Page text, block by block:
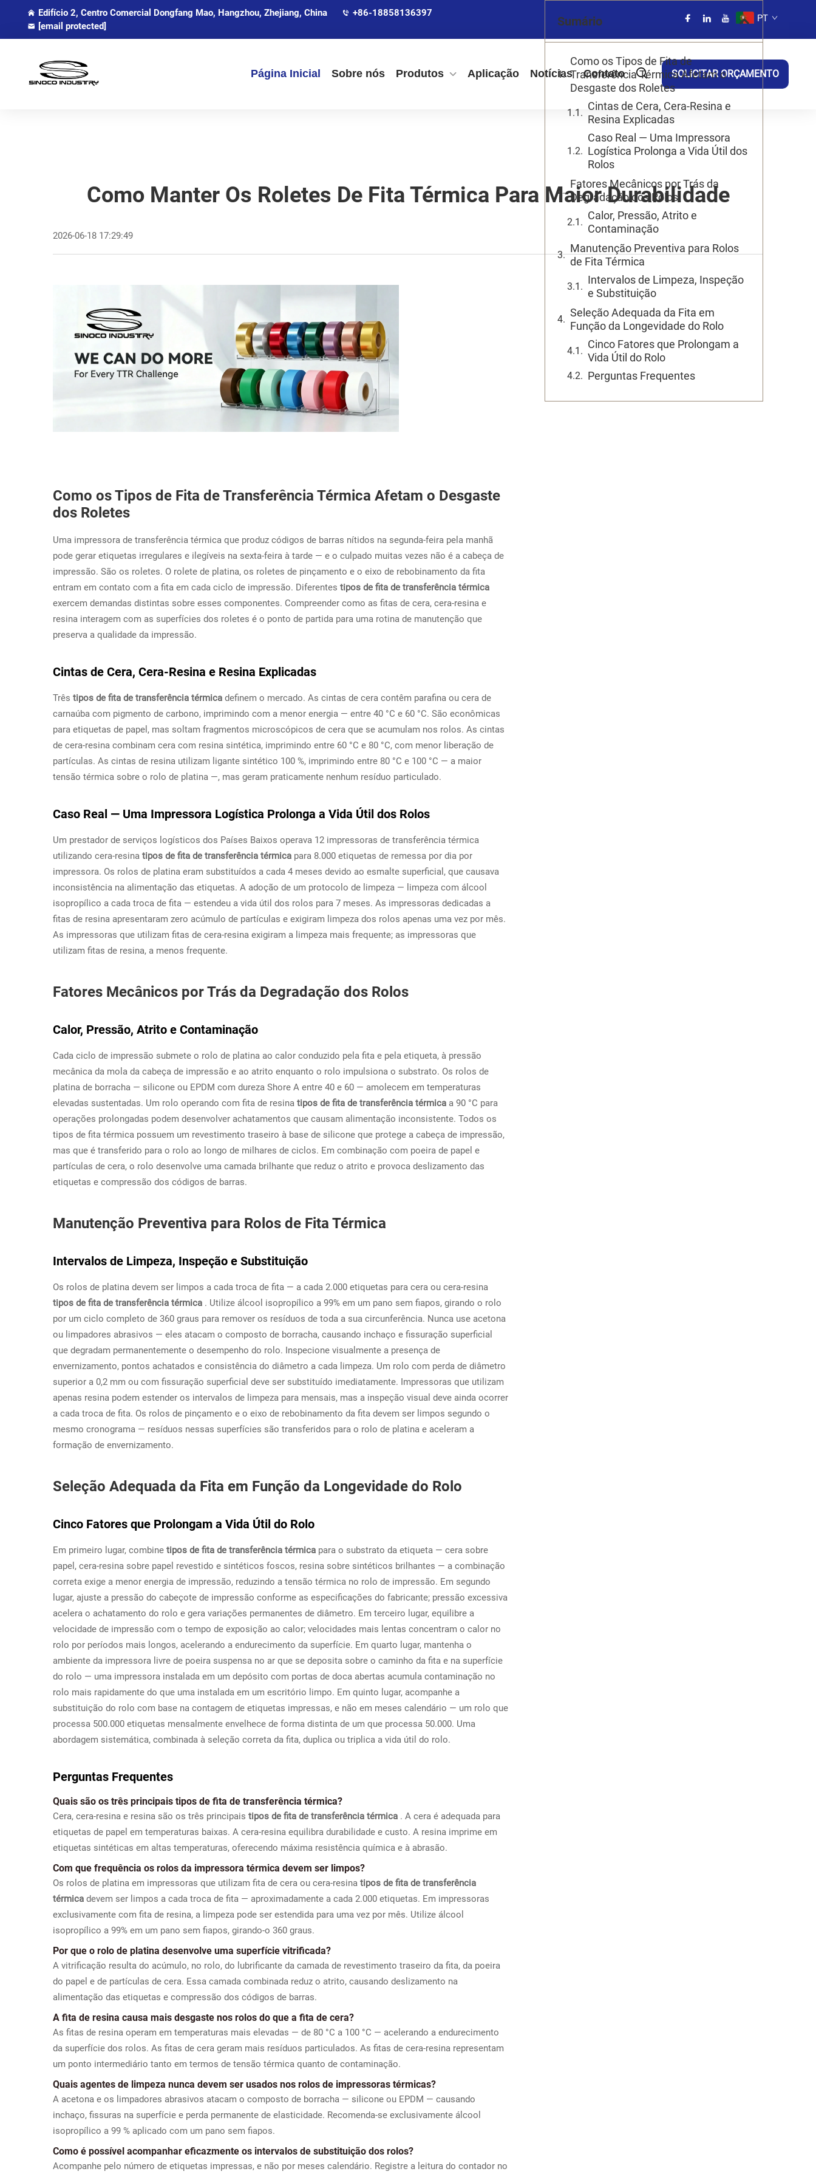
Edifício 2, Centro Comercial Dongfang Mao, Hangzhou, Zhejiang, China
+86-18858136397
[email protected]
PT
Página Inicial Sobre nós Produtos Aplicação Notícias Contato SOLICITAR ORÇAMENTO
Como Manter Os Roletes De Fita Térmica Para Maior Durabilidade
2026-06-18 17:29:49
Como os Tipos de Fita de Transferência Térmica Afetam o Desgaste
dos Roletes
Uma impressora de transferência térmica que produz códigos de barras nítidos na segunda-feira pela manhã
pode gerar etiquetas irregulares e ilegíveis na sexta-feira à tarde — e o culpado muitas vezes não é a cabeça de
impressão. São os roletes. O rolete de platina, os roletes de pinçamento e o eixo de rebobinamento da fita
entram em contato com a fita em cada ciclo de impressão. Diferentes tipos de fita de transferência térmica
exercem demandas distintas sobre esses componentes. Compreender como as fitas de cera, cera-resina e
resina interagem com as superfícies dos roletes é o ponto de partida para uma rotina de manutenção que
preserva a qualidade da impressão.
Cintas de Cera, Cera-Resina e Resina Explicadas
Três tipos de fita de transferência térmica definem o mercado. As cintas de cera contêm parafina ou cera de
carnaúba com pigmento de carbono, imprimindo com a menor energia — entre 40 °C e 60 °C. São econômicas
para etiquetas de papel, mas soltam fragmentos microscópicos de cera que se acumulam nos rolos. As cintas
de cera-resina combinam cera com resina sintética, imprimindo entre 60 °C e 80 °C, com menor liberação de
partículas. As cintas de resina utilizam ligante sintético 100 %, imprimindo entre 80 °C e 100 °C — a maior
tensão térmica sobre o rolo de platina —, mas geram praticamente nenhum resíduo particulado.
Caso Real — Uma Impressora Logística Prolonga a Vida Útil dos Rolos
Um prestador de serviços logísticos dos Países Baixos operava 12 impressoras de transferência térmica
utilizando cera-resina tipos de fita de transferência térmica para 8.000 etiquetas de remessa por dia por
impressora. Os rolos de platina eram substituídos a cada 4 meses devido ao esmalte superficial, que causava
inconsistência na alimentação das etiquetas. A adoção de um protocolo de limpeza — limpeza com álcool
isopropílico a cada troca de fita — estendeu a vida útil dos rolos para 7 meses. As impressoras dedicadas a
fitas de resina apresentaram zero acúmulo de partículas e exigiram limpeza dos rolos apenas uma vez por mês.
As impressoras que utilizam fitas de cera-resina exigiram a limpeza mais frequente; as impressoras que
utilizam fitas de resina, a menos frequente.
Fatores Mecânicos por Trás da Degradação dos Rolos
Calor, Pressão, Atrito e Contaminação
Cada ciclo de impressão submete o rolo de platina ao calor conduzido pela fita e pela etiqueta, à pressão
mecânica da mola da cabeça de impressão e ao atrito enquanto o rolo impulsiona o substrato. Os rolos de
platina de borracha — silicone ou EPDM com dureza Shore A entre 40 e 60 — amolecem em temperaturas
elevadas sustentadas. Um rolo operando com fita de resina tipos de fita de transferência térmica a 90 °C para
operações prolongadas podem desenvolver achatamentos que causam alimentação inconsistente. Todos os
tipos de fita térmica possuem um revestimento traseiro à base de silicone que protege a cabeça de impressão,
mas que é transferido para o rolo ao longo de milhares de ciclos. Em combinação com poeira de papel e
partículas de cera, o rolo desenvolve uma camada brilhante que reduz o atrito e provoca deslizamento das
etiquetas e compressão dos códigos de barras.
Manutenção Preventiva para Rolos de Fita Térmica
Intervalos de Limpeza, Inspeção e Substituição
Os rolos de platina devem ser limpos a cada troca de fita — a cada 2.000 etiquetas para cera ou cera-resina
tipos de fita de transferência térmica . Utilize álcool isopropílico a 99% em um pano sem fiapos, girando o rolo
por um ciclo completo de 360 graus para remover os resíduos de toda a sua circunferência. Nunca use acetona
ou limpadores abrasivos — eles atacam o composto de borracha, causando inchaço e fissuração superficial
que degradam permanentemente o desempenho do rolo. Inspecione visualmente a presença de
envernizamento, pontos achatados e consistência do diâmetro a cada limpeza. Um rolo com perda de diâmetro
superior a 0,2 mm ou com fissuração superficial deve ser substituído imediatamente. Impressoras que utilizam
apenas resina podem estender os intervalos de limpeza para mensais, mas a inspeção visual deve ainda ocorrer
a cada troca de fita. Os rolos de pinçamento e o eixo de rebobinamento da fita devem ser limpos segundo o
mesmo cronograma — resíduos nessas superfícies são transferidos para o rolo de platina e aceleram a
formação de envernizamento.
Seleção Adequada da Fita em Função da Longevidade do Rolo
Cinco Fatores que Prolongam a Vida Útil do Rolo
Em primeiro lugar, combine tipos de fita de transferência térmica para o substrato da etiqueta — cera sobre
papel, cera-resina sobre papel revestido e sintéticos foscos, resina sobre sintéticos brilhantes — a combinação
correta exige a menor energia de impressão, reduzindo a tensão térmica no rolo de impressão. Em segundo
lugar, ajuste a pressão do cabeçote de impressão conforme as especificações do fabricante; pressão excessiva
acelera o achatamento do rolo e gera variações permanentes de diâmetro. Em terceiro lugar, equilibre a
velocidade de impressão com o tempo de exposição ao calor; velocidades mais lentas concentram o calor no
rolo por períodos mais longos, acelerando a endurecimento da superfície. Em quarto lugar, mantenha o
ambiente da impressora livre de poeira suspensa no ar que se deposita sobre o caminho da fita e na superfície
do rolo — uma impressora instalada em um depósito com portas de doca abertas acumula contaminação no
rolo mais rapidamente do que uma instalada em um escritório limpo. Em quinto lugar, acompanhe a
substituição do rolo com base na contagem de etiquetas impressas, e não em meses calendário — um rolo que
processa 500.000 etiquetas mensalmente envelhece de forma distinta de um que processa 50.000. Uma
abordagem sistemática, combinada à seleção correta da fita, duplica ou triplica a vida útil do rolo.
Perguntas Frequentes
Quais são os três principais tipos de fita de transferência térmica?
Cera, cera-resina e resina são os três principais tipos de fita de transferência térmica . A cera é adequada para
etiquetas de papel em temperaturas baixas. A cera-resina equilibra durabilidade e custo. A resina imprime em
etiquetas sintéticas em altas temperaturas, oferecendo máxima resistência química e à abrasão.
Com que frequência os rolos da impressora térmica devem ser limpos?
Os rolos de platina em impressoras que utilizam fita de cera ou cera-resina tipos de fita de transferência
térmica devem ser limpos a cada troca de fita — aproximadamente a cada 2.000 etiquetas. Em impressoras
exclusivamente com fita de resina, a limpeza pode ser estendida para uma vez por mês. Utilize álcool
isopropílico a 99% em um pano sem fiapos, girando-o 360 graus.
Por que o rolo de platina desenvolve uma superfície vitrificada?
A vitrificação resulta do acúmulo, no rolo, do lubrificante da camada de revestimento traseiro da fita, da poeira
do papel e de partículas de cera. Essa camada combinada reduz o atrito, causando deslizamento na
alimentação das etiquetas e compressão dos códigos de barras.
A fita de resina causa mais desgaste nos rolos do que a fita de cera?
As fitas de resina operam em temperaturas mais elevadas — de 80 °C a 100 °C — acelerando a endurecimento
da superfície dos rolos. As fitas de cera geram mais resíduos particulados. As fitas de cera-resina representam
um ponto intermediário tanto em termos de tensão térmica quanto de contaminação.
Quais agentes de limpeza nunca devem ser usados nos rolos de impressoras térmicas?
A acetona e os limpadores abrasivos atacam o composto de borracha — silicone ou EPDM — causando
inchaço, fissuras na superfície e perda permanente de elasticidade. Recomenda-se exclusivamente álcool
isopropílico a 99 % aplicado com um pano sem fiapos.
Como é possível acompanhar eficazmente os intervalos de substituição dos rolos?
Acompanhe pelo número de etiquetas impressas, e não por meses calendário. Registre a leitura do contador no
Sumário
Como os Tipos de Fita de
Transferência Térmica Afetam o
Desgaste dos Roletes
Cintas de Cera, Cera-Resina e
Resina Explicadas
Caso Real — Uma Impressora
Logística Prolonga a Vida Útil dos
Rolos
Fatores Mecânicos por Trás da
Degradação dos Rolos
Calor, Pressão, Atrito e
Contaminação
Manutenção Preventiva para Rolos
de Fita Térmica
Intervalos de Limpeza, Inspeção
e Substituição
Seleção Adequada da Fita em
Função da Longevidade do Rolo
Cinco Fatores que Prolongam a
Vida Útil do Rolo
Perguntas Frequentes